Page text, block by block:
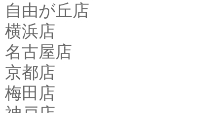
自由が丘店
横浜店
名古屋店
京都店
梅田店